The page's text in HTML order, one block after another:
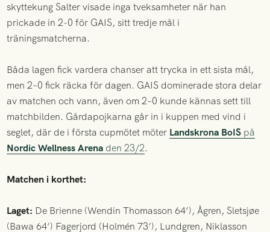
skyttekung Salter visade inga tveksamheter när han
prickade in 2-0 för GAIS, sitt tredje mål i
träningsmatcherna.
Båda lagen fick vardera chanser att trycka in ett sista mål,
men 2–0 fick räcka för dagen. GAIS dominerade stora delar
av matchen och vann, även om 2–0 kunde kännas sett till
matchbilden. Gårdapojkarna går in i kuppen med vind i
seglet, där de i första cupmötet möter Landskrona BoIS på
Nordic Wellness Arena den 23/2.
Matchen i korthet:
Laget: De Brienne (Wendin Thomasson 64’), Ågren, Sletsjøe
(Bawa 64’) Fagerjord (Holmén 73’), Lundgren, Niklasson